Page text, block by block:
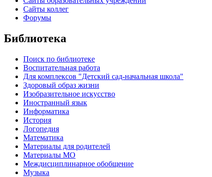
Сайты коллег
Форумы
Библиотека
Поиск по библиотеке
Воспитательная работа
Для комплексов "Детский сад-начальная школа"
Здоровый образ жизни
Изобразительное искусство
Иностранный язык
Информатика
История
Логопедия
Математика
Материалы для родителей
Материалы МО
Междисциплинарное обобщение
Музыка